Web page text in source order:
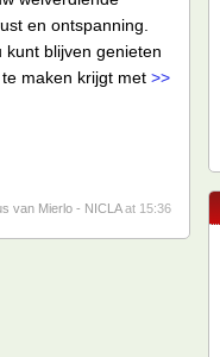
en ontspanning.
blijven genieten
maken krijgt met >>
van Mierlo - NICLAat 15:36